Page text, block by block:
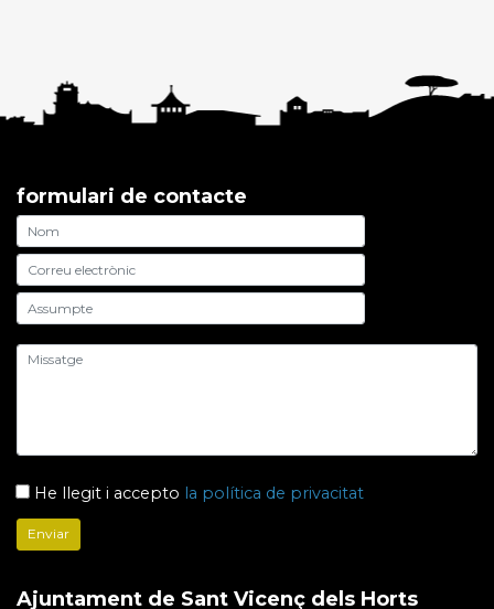
formulari de contacte
He llegit i accepto la política de privacitat
Ajuntament de Sant Vicenç dels Horts